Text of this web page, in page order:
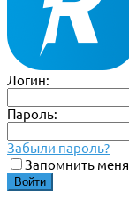
Логин:
Пароль:
Забыли пароль?
Запомнить меня